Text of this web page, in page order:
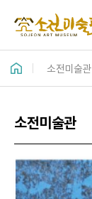
소전미술관
소전미술관